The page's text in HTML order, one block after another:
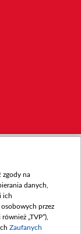
zgody na
danych,
ich
przez
„TVP”),
Zaufanych